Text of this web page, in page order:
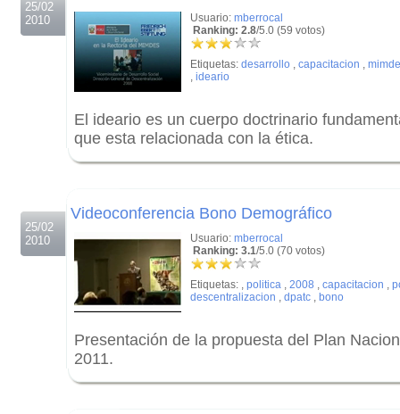
25/02
2010
Usuario: mberrocal
Ranking: 2.8/5.0 (59 votos)
Etiquetas: desarrollo , capacitacion ,
, ideario
El ideario es un cuerpo doctrinario
que esta relacionada con la ética.
25/02
2010
Videoconferencia Bono Demográfico
Usuario: mberrocal
Ranking: 3.1/5.0 (70 votos)
Etiquetas: , politica , 2008 , capacitacion ,
descentralizacion , dpatc , bono
Presentación de la propuesta del Plan
2011.